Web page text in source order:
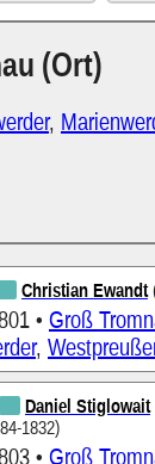
(Ort)
,
Christian Ewandt
• Groß
,
Daniel Stiglowait
1832)
• Groß